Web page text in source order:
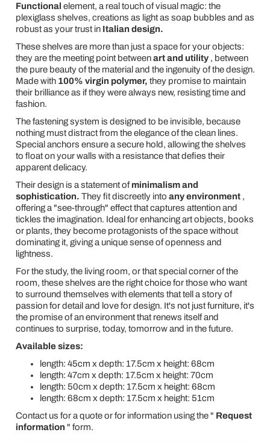
Functional element, a real touch of visual magic: the
plexiglass shelves, creations as light as soap bubbles and as
robust as your trust in Italian design.
These shelves are more than just a space for your objects:
they are the meeting point betweenart and utility, between
the pure beauty of the material and the ingenuity of the design.
Made with 100% virgin polymer, they promise to maintain
their brilliance as if they were always new, resisting time and
fashion.
The fastening system is designed to be invisible, because
nothing must distract from the elegance of the clean lines.
Special anchors ensure a secure hold, allowing the shelves
to float on your walls with a resistance that defies their
apparent delicacy.
Their design is a statement ofminimalism and
sophistication. They fit discreetly into any environment,
offering a "see-through" effect that captures attention and
tickles the imagination. Ideal for enhancing art objects, books
or plants, they become protagonists of the space without
dominating it, giving a unique sense of openness and
lightness.
For the study, the living room, or that special corner of the
room, these shelves are the right choice for those who want
to surround themselves with elements that tell a story of
passion for detail and love for design. It's not just furniture, it's
the promise of an environment that renews itself and
continues to surprise, today, tomorrow and in the future.
Available sizes:
length: 45cm x depth: 17.5cm x height: 68cm
length: 47cm x depth: 17.5cm x height: 70cm
length: 50cm x depth: 17.5cm x height: 68cm
length: 68cm x depth: 17.5cm x height: 51cm
Contact us for a quote or for information using the " Request
information " form.